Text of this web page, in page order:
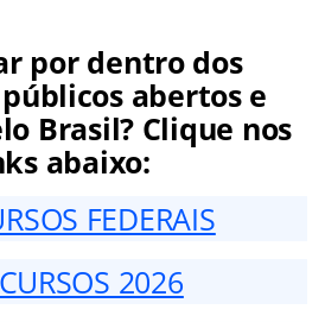
por dentro dos
abertos e
Brasil? Clique nos
abaixo:
FEDERAIS
2026